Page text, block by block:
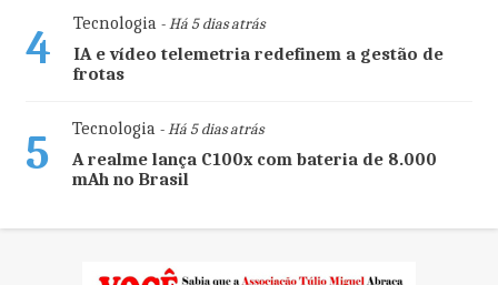
4 Tecnologia- Há 5 dias atrás
IA e vídeo telemetria redefinem a gestão de
frotas
5 Tecnologia- Há 5 dias atrás
A realme lança C100x com bateria de 8.000
mAh no Brasil